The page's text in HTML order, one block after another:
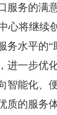
服务的满
将继续创
务水平的
进一步优
智能化、
质的服务